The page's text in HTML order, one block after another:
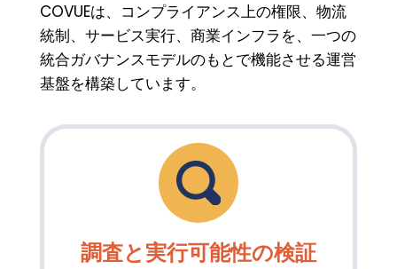
COVUEは、コンプライアンス上の権限、物流
統制、サービス実行、商業インフラを、一つの
統合ガバナンスモデルのもとで機能させる運営
基盤を構築しています。
調査と実行可能性の検証